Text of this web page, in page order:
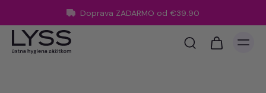
Doprava ZADARMO od €39.90